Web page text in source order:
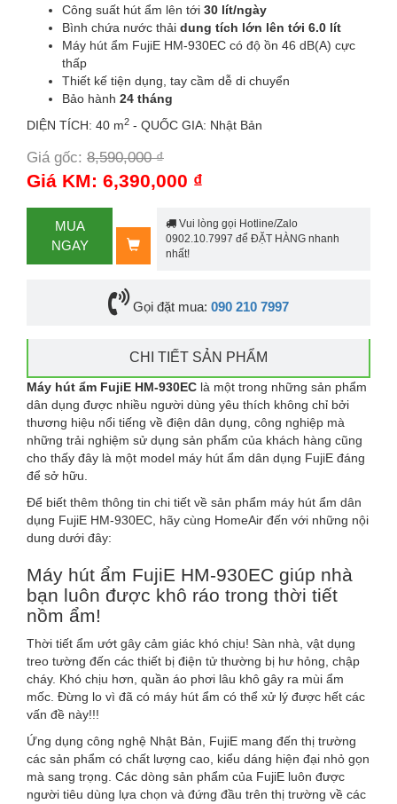
Công suất hút ẩm lên tới 30 lít/ngày
Bình chứa nước thải dung tích lớn lên tới 6.0 lít
Máy hút ẩm FujiE HM-930EC có độ ồn 46 dB(A) cực
thấp
Thiết kế tiện dụng, tay cầm dễ di chuyển
Bảo hành 24 tháng
DIỆN TÍCH: 40 m2 - QUỐC GIA: Nhật Bản
Giá gốc: 8,590,000 ₫
Giá KM: 6,390,000 ₫
MUA
NGAY
Vui lòng gọi Hotline/Zalo
0902.10.7997 để ĐẶT HÀNG nhanh
nhất!
Gọi đặt mua: 090 210 7997
CHI TIẾT SẢN PHẨM
Máy hút ẩm FujiE HM-930EC là một trong những sản phẩm
dân dụng được nhiều người dùng yêu thích không chỉ bởi
thương hiệu nổi tiếng về điện dân dụng, công nghiệp mà
những trải nghiệm sử dụng sản phẩm của khách hàng cũng
cho thấy đây là một model máy hút ẩm dân dụng FujiE đáng
để sở hữu.
Để biết thêm thông tin chi tiết về sản phẩm máy hút ẩm dân
dụng FujiE HM-930EC, hãy cùng HomeAir đến với những nội
dung dưới đây:
Máy hút ẩm FujiE HM-930EC giúp nhà
bạn luôn được khô ráo trong thời tiết
nồm ẩm!
Thời tiết ẩm ướt gây cảm giác khó chịu! Sàn nhà, vật dụng
treo tường đến các thiết bị điện tử thường bị hư hỏng, chập
cháy. Khó chịu hơn, quần áo phơi lâu khô gây ra mùi ẩm
mốc. Đừng lo vì đã có máy hút ẩm có thể xử lý được hết các
vấn đề này!!!
Ứng dụng công nghệ Nhật Bản, FujiE mang đến thị trường
các sản phẩm có chất lượng cao, kiểu dáng hiện đại nhỏ gọn
mà sang trọng. Các dòng sản phẩm của FujiE luôn được
người tiêu dùng lựa chọn và đứng đầu trên thị trường về các